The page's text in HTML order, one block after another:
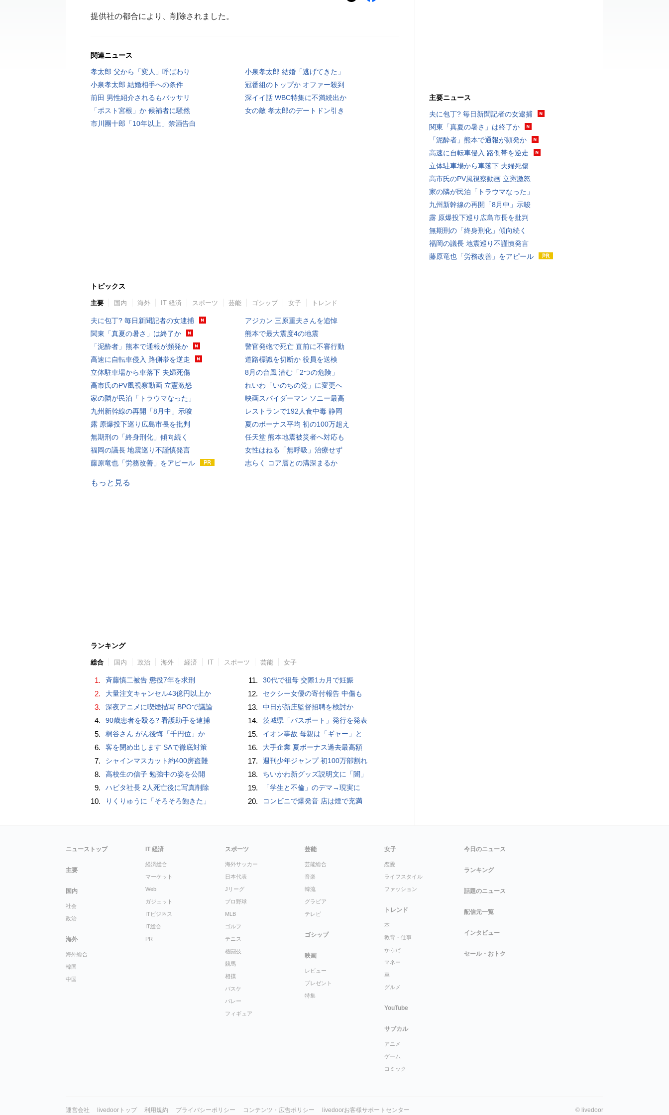
提供社の都合により、削除されました。
関連ニュース
孝太郎 父から「変人」呼ばわり
小泉孝太郎 結婚「逃げてきた」
小泉孝太郎 結婚相手への条件
冠番組のトップか オファー殺到
前田 男性紹介されるもバッサリ
深イイ話 WBC特集に不満続出か
「ポスト宮根」か 候補者に騒然
女の敵 孝太郎のデートドン引き
市川團十郎「10年以上」禁酒告白
トピックス
主要 国内 海外 IT 経済 スポーツ 芸能 ゴシップ 女子 トレンド
夫に包丁? 毎日新聞記者の女逮捕
関東「真夏の暑さ」は終了か
「泥酔者」熊本で通報が頻発か
高速に自転車侵入 路側帯を逆走
立体駐車場から車落下 夫婦死傷
高市氏のPV風視察動画 立憲激怒
家の隣が民泊「トラウマなった」
九州新幹線の再開「8月中」示唆
露 原爆投下巡り広島市長を批判
無期刑の「終身刑化」傾向続く
福岡の議長 地震巡り不謹慎発言
藤原竜也「労務改善」をアピール
アジカン 三原重夫さんを追悼
熊本で最大震度4の地震
警官発砲で死亡 直前に不審行動
道路標識を切断か 役員を送検
8月の台風 潜む「2つの危険」
れいわ「いのちの党」に変更へ
映画スパイダーマン ソニー最高
レストランで192人食中毒 静岡
夏のボーナス平均 初の100万超え
任天堂 熊本地震被災者へ対応も
女性はねる「無呼吸」治療せず
志らく コア層との溝深まるか
もっと見る
ランキング
総合 国内 政治 海外 経済 IT スポーツ 芸能 女子
1. 斉藤慎二被告 懲役7年を求刑
2. 大量注文キャンセル43億円以上か
3. 深夜アニメに喫煙描写 BPOで議論
4. 90歳患者を殴る? 看護助手を逮捕
5. 桐谷さん がん後悔「千円位」か
6. 客を閉め出します SAで徹底対策
7. シャインマスカット約400房盗難
8. 高校生の信子 勉強中の姿を公開
9. ハビタ社長 2人死亡後に写真削除
10. りくりゅうに「そろそろ飽きた」
11. 30代で祖母 交際1カ月で妊娠
12. セクシー女優の寄付報告 中傷も
13. 中日が新庄監督招聘を検討か
14. 茨城県「パスポート」発行を発表
15. イオン事故 母親は「ギャー」と
16. 大手企業 夏ボーナス過去最高額
17. 週刊少年ジャンプ 初100万部割れ
18. ちいかわ新グッズ説明文に「闇」
19. 「学生と不倫」のデマ→現実に
20. コンビニで爆発音 店は煙で充満
主要ニュース
夫に包丁? 毎日新聞記者の女逮捕
関東「真夏の暑さ」は終了か
「泥酔者」熊本で通報が頻発か
高速に自転車侵入 路側帯を逆走
立体駐車場から車落下 夫婦死傷
高市氏のPV風視察動画 立憲激怒
家の隣が民泊「トラウマなった」
九州新幹線の再開「8月中」示唆
露 原爆投下巡り広島市長を批判
無期刑の「終身刑化」傾向続く
福岡の議長 地震巡り不謹慎発言
藤原竜也「労務改善」をアピール
ニューストップ
主要
国内
社会
政治
海外
海外総合
韓国
中国
IT 経済
経済総合
マーケット
Web
ガジェット
ITビジネス
IT総合
PR
スポーツ
海外サッカー
日本代表
Jリーグ
プロ野球
MLB
ゴルフ
テニス
格闘技
競馬
相撲
バスケ
バレー
フィギュア
芸能
芸能総合
音楽
韓流
グラビア
テレビ
ゴシップ
映画
レビュー
プレゼント
特集
女子
恋愛
ライフスタイル
ファッション
トレンド
本
教育・仕事
からだ
マネー
車
グルメ
YouTube
サブカル
アニメ
ゲーム
コミック
今日のニュース
ランキング
話題のニュース
配信元一覧
インタビュー
セール・おトク
運営会社 livedoorトップ 利用規約 プライバシーポリシー コンテンツ・広告ポリシー livedoorお客様サポートセンター © livedoor